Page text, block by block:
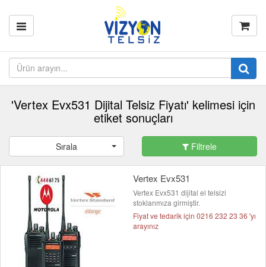
'Vertex Evx531 Dijital Telsiz Fiyatı' kelimesi için
etiket sonuçları
Sırala Filtrele
Vertex Evx531
Vertex Evx531 dijital el telsizi
stoklarımıza girmiştir.
Fiyat ve tedarik için 0216 232 23 36 'yı
arayınız